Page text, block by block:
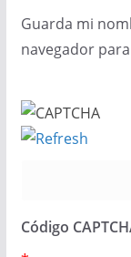
Guarda mi
navegador
Código